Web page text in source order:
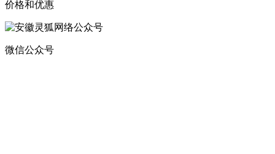
价格和优惠
微信公众号